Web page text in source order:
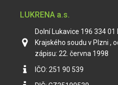
LUKRENA a.s.
Dolní Lukavice 196 334
Krajského soudu v Plzni ,
zápisu: 22. června 1998
IČO: 251 90 539